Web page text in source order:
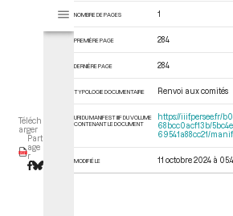
Téléch
arger
Part
age
r
s
Tome XCII - Du 1er messidor au 20
NOMBRE DE PAGES 1
PREMIÈRE PAGE 284
DERNIÈRE PAGE 284
TYPOLOGIE DOCUMENTAIRE Renvoi aux comités
URI DU MANIFEST IIIF DU VOLUME
CONTENANT LE DOCUMENT
https://iiif.persee.fr/
68bcc0acf13b/
69541a88cc21/
MODIFIÉ LE 11 octobre 2024 à